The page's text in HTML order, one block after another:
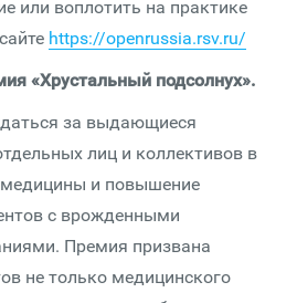
или воплотить на практике
https://openrussia.rsv.ru/
«Хрустальный подсолнух».
за выдающиеся
лиц и коллективов в
медицины и повышение
с врожденными
Премия призвана
не только медицинского